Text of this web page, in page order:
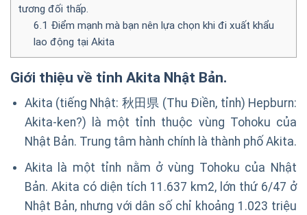
tương đối thấp.
6.1 Điểm mạnh mà bạn nên lựa chọn khi đi xuất khẩu
lao động tại Akita
Giới thiệu về tỉnh Akita Nhật Bản.
Akita (tiếng Nhật: 秋田県 (Thu Điền, tỉnh) Hepburn:
Akita-ken?) là một tỉnh thuộc vùng Tohoku của
Nhật Bản. Trung tâm hành chính là thành phố Akita.
Akita là một tỉnh nằm ở vùng Tohoku của Nhật
Bản. Akita có diện tích 11.637 km2, lớn thứ 6/47 ở
Nhật Bản, nhưng với dân số chỉ khoảng 1.023 triệu